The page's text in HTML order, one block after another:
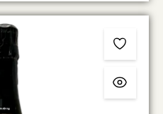
des Weins zu
dabei stark limitiert. Mit
zeigt sich der
unverfälscht, wodurch
das Terroir klar in den
sich ein intensives
Beeren, ergänzt durch
Röstnoten. Am